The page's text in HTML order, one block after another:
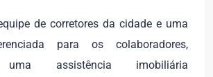
de corretores da cidade e uma
para os colaboradores,
uma assistência imobiliária